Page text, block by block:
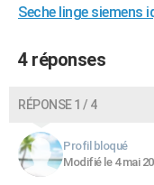
Dictionnaire
Biographies
Citations
Expressions
Proverbes
PROGRAMME TV
COPAINS D'AVANT
FORUM
Bricolage
Lifestyle
Culture
Sport
Auto
Television
Voyage
Cinema
Seche linge siemens
4 réponses
RÉPONSE 1 / 4
Profil bloqué
Modifié le 4 mai